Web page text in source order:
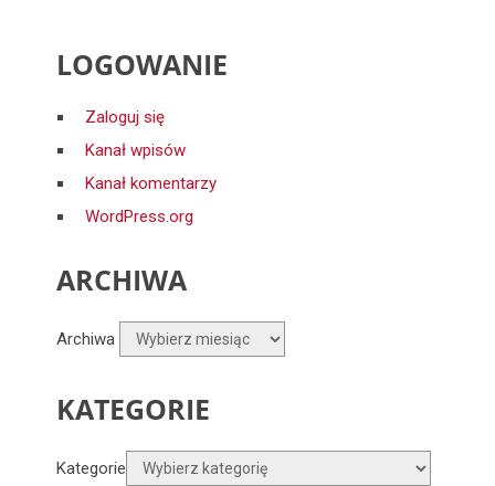
LOGOWANIE
Zaloguj się
Kanał wpisów
Kanał komentarzy
WordPress.org
ARCHIWA
Archiwa
KATEGORIE
Kategorie